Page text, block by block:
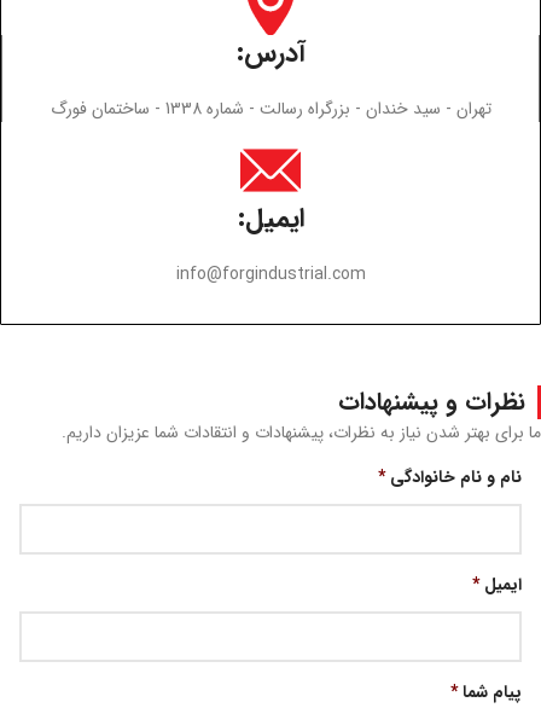
آدرس:
تهران - سید خندان - بزرگراه رسالت - شماره 1338 - ساختمان فورگ
ایمیل:
info@forgindustrial.com
نظرات و پیشنهادات
ما برای بهتر شدن نیاز به نظرات، پیشنهادات و انتقادات شما عزیزان داریم.
نام و نام خانوادگی *
ایمیل *
پیام شما *